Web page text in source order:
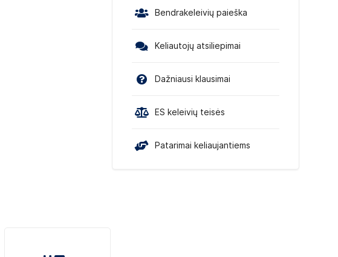
Bendrakeleivių paieška
Keliautojų atsiliepimai
Dažniausi klausimai
ES keleivių teisės
Patarimai keliaujantiems